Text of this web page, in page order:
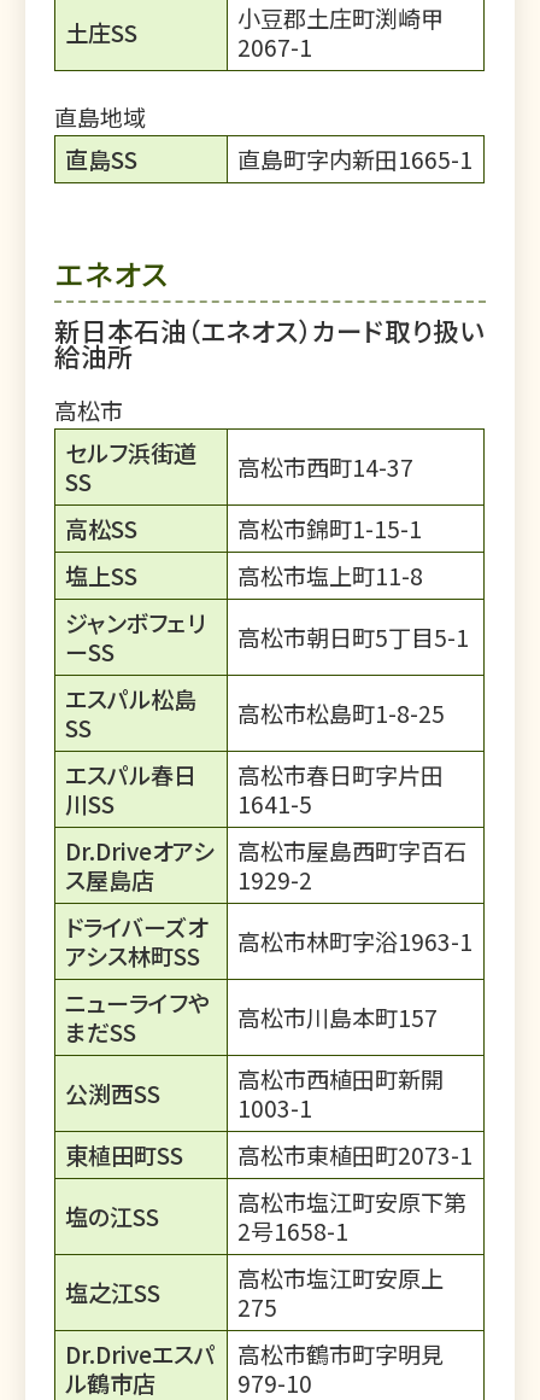
土庄SS
小豆郡土庄町渕崎甲
2067-1
直島地域
直島SS
直島町字内新田1665-1
エネオス
新日本石油（エネオス）カード取り扱い
給油所
高松市
セルフ浜街道
SS
高松市西町14-37
高松SS
高松市錦町1-15-1
塩上SS
高松市塩上町11-8
ジャンボフェリ
ーSS
高松市朝日町5丁目5-1
エスパル松島
SS
高松市松島町1-8-25
エスパル春日
川SS
高松市春日町字片田
1641-5
Dr.Driveオアシ
ス屋島店
高松市屋島西町字百石
1929-2
ドライバーズオ
アシス林町SS
高松市林町字浴1963-1
ニューライフや
まだSS
高松市川島本町157
公渕西SS
高松市西植田町新開
1003-1
東植田町SS
高松市東植田町2073-1
塩の江SS
高松市塩江町安原下第
2号1658-1
塩之江SS
高松市塩江町安原上
275
Dr.Driveエスパ
ル鶴市店
高松市鶴市町字明見
979-10